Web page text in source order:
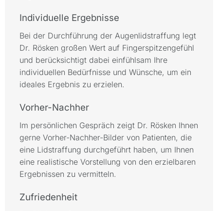
Individuelle Ergebnisse
Bei der Durchführung der Augenlidstraffung legt
Dr. Rösken großen Wert auf Fingerspitzengefühl
und berücksichtigt dabei einfühlsam Ihre
individuellen Bedürfnisse und Wünsche, um ein
ideales Ergebnis zu erzielen.
Vorher-Nachher
Im persönlichen Gespräch zeigt Dr. Rösken Ihnen
gerne Vorher-Nachher-Bilder von Patienten, die
eine Lidstraffung durchgeführt haben, um Ihnen
eine realistische Vorstellung von den erzielbaren
Ergebnissen zu vermitteln.
Zufriedenheit